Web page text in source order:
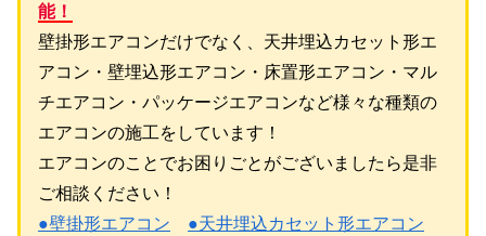
能！
壁掛形エアコンだけでなく、天井埋込カセット形エ
アコン・壁埋込形エアコン・床置形エアコン・マル
チエアコン・パッケージエアコンなど様々な種類の
エアコンの施工をしています！
エアコンのことでお困りごとがございましたら是非
ご相談ください！
●壁掛形エアコン
●天井埋込カセット形エアコン